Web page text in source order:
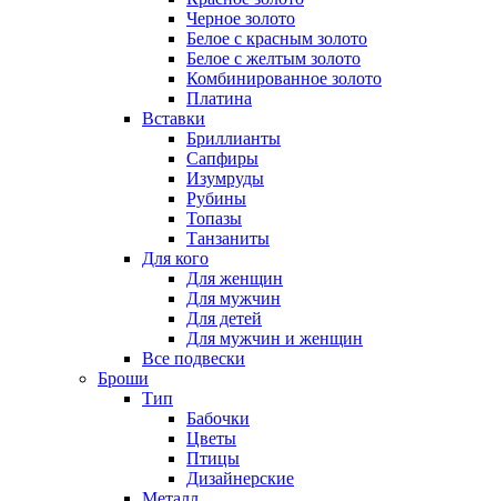
Черное золото
Белое с красным золото
Белое с желтым золото
Комбинированное золото
Платина
Вставки
Бриллианты
Сапфиры
Изумруды
Рубины
Топазы
Танзаниты
Для кого
Для женщин
Для мужчин
Для детей
Для мужчин и женщин
Все подвески
Броши
Тип
Бабочки
Цветы
Птицы
Дизайнерские